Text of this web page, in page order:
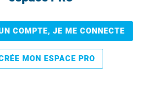
COMPTE, JE ME CONNECTE
MON ESPACE PRO